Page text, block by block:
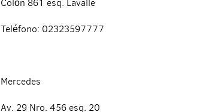
Colón 861 esq. Lavalle
Teléfono: 02323597777
Mercedes
Av. 29 Nro. 456 esq. 20